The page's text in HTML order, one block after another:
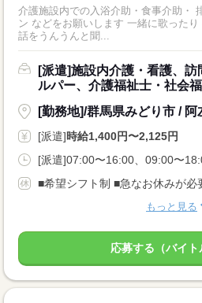
介護施設内での入浴介助・食事介助・
ン などをお願いします 一緒に歌った
話をうんうんと聞...
[派遣]施設内介護・看護、
ルパー、介護福祉士・社会
[勤務地]/群馬県みどり市 / 阿
[派遣]時給1,400円〜2,125円
[派遣]07:00〜16:00、09:00〜
もっと見る
応募する（バイト